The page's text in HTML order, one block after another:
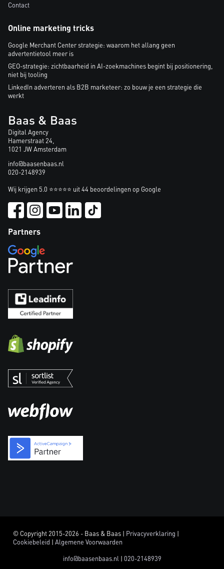
Contact
Online marketing tricks
Google Merchant Center strategie: waarom het allang geen
advertentietool meer is
GEO-strategie: zichtbaarheid in AI-zoekmachines begint bij positionering,
niet bij tooling
LinkedIn adverteren als B2B marketeer: zo bouw je een strategie die
werkt
Baas & Baas
Digital Agency
Hamerstraat 24,
1021 JW Amsterdam
info@baasenbaas.nl
020-2148939
Wij krijgen 5.0 ⭐⭐⭐⭐⭐ uit 44 beoordelingen op Google
Partners
© Copyright 2015-2026 - Baas & Baas | Privacyverklaring |
Cookiebeleid | Algemene Voorwaarden
info@baasenbaas.nl | 020-2148939